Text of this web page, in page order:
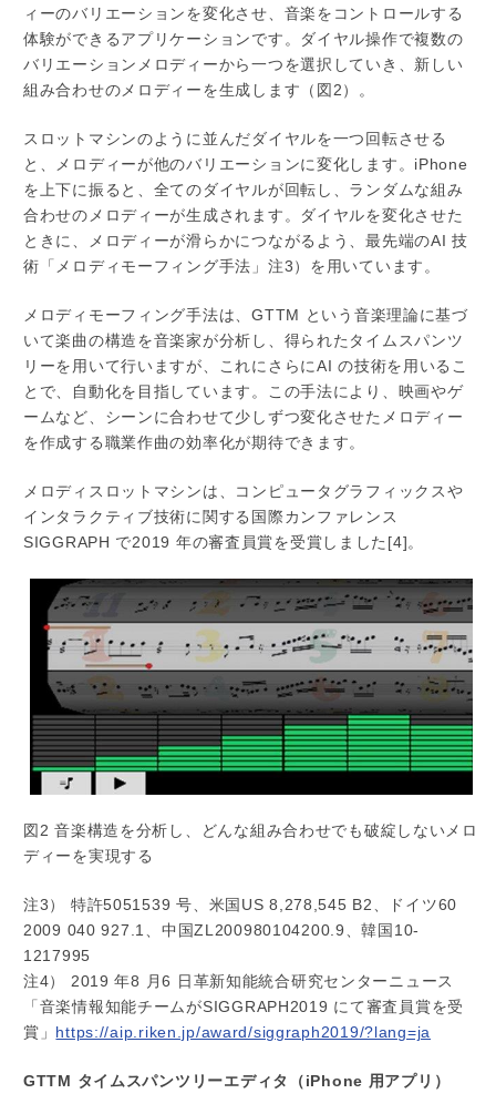
ィーのバリエーションを変化させ、音楽をコントロールする
体験ができるアプリケーションです。ダイヤル操作で複数の
バリエーションメロディーから一つを選択していき、新しい
組み合わせのメロディーを生成します（図2）。
スロットマシンのように並んだダイヤルを一つ回転させる
と、メロディーが他のバリエーションに変化します。iPhone
を上下に振ると、全てのダイヤルが回転し、ランダムな組み
合わせのメロディーが生成されます。ダイヤルを変化させた
ときに、メロディーが滑らかにつながるよう、最先端のAI 技
術「メロディモーフィング手法」注3）を用いています。
メロディモーフィング手法は、GTTM という音楽理論に基づ
いて楽曲の構造を音楽家が分析し、得られたタイムスパンツ
リーを用いて行いますが、これにさらにAI の技術を用いるこ
とで、自動化を目指しています。この手法により、映画やゲ
ームなど、シーンに合わせて少しずつ変化させたメロディー
を作成する職業作曲の効率化が期待できます。
メロディスロットマシンは、コンピュータグラフィックスや
インタラクティブ技術に関する国際カンファレンス
SIGGRAPH で2019 年の審査員賞を受賞しました[4]。
図2 音楽構造を分析し、どんな組み合わせでも破綻しないメロ
ディーを実現する
注3） 特許5051539 号、米国US 8,278,545 B2、ドイツ60
2009 040 927.1、中国ZL200980104200.9、韓国10-
1217995
注4） 2019 年8 月6 日革新知能統合研究センターニュース
「音楽情報知能チームがSIGGRAPH2019 にて審査員賞を受
賞」
https://aip.riken.jp/award/siggraph2019/?lang=ja
GTTM タイムスパンツリーエディタ（iPhone 用アプリ）